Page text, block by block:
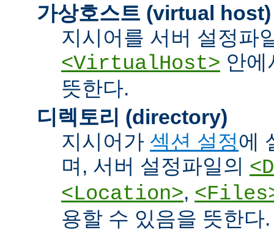
가상호스트 (virtual host)
지시어를 서버 설정파
<VirtualHost> 안에
뜻한다.
디렉토리 (directory)
지시어가 섹션 설정에
며, 서버 설정파일의
<Location>,
용할 수 있음을 뜻한다.